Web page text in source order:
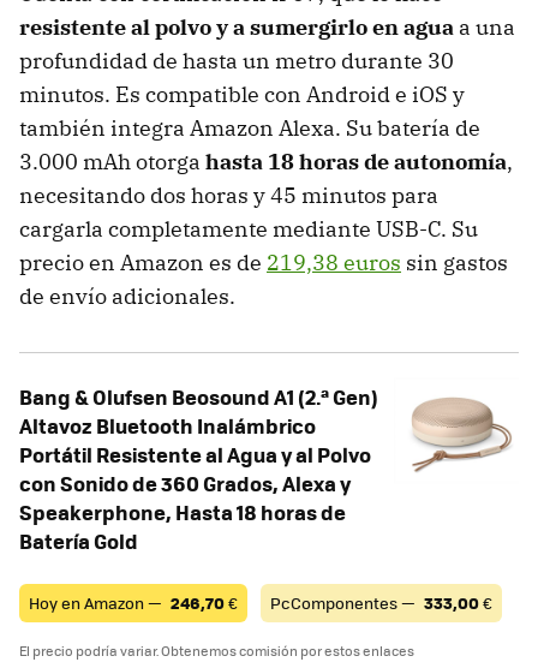
resistente al polvo y a sumergirlo en agua a una
profundidad de hasta un metro durante 30
minutos. Es compatible con Android e iOS y
también integra Amazon Alexa. Su batería de
3.000 mAh otorga hasta 18 horas de autonomía,
necesitando dos horas y 45 minutos para
cargarla completamente mediante USB-C. Su
precio en Amazon es de 219,38 euros sin gastos
de envío adicionales.
Bang & Olufsen Beosound A1 (2.ª Gen)
Altavoz Bluetooth Inalámbrico
Portátil Resistente al Agua y al Polvo
con Sonido de 360 Grados, Alexa y
Speakerphone, Hasta 18 horas de
Batería Gold
Hoy en Amazon — 246,70€ PcComponentes — 333,00€
El precio podría variar. Obtenemos comisión por estos enlaces